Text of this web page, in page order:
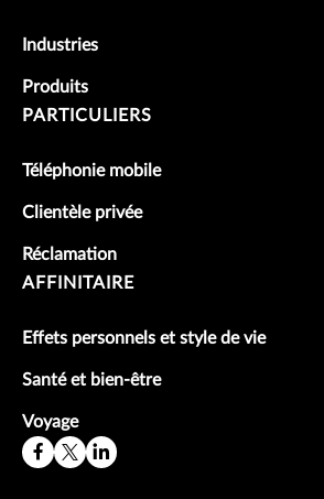
Industries
Produits
PARTICULIERS
Téléphonie mobile
Clientèle privée
Réclamation
AFFINITAIRE
Effets personnels et style de vie
Santé et bien-être
Voyage